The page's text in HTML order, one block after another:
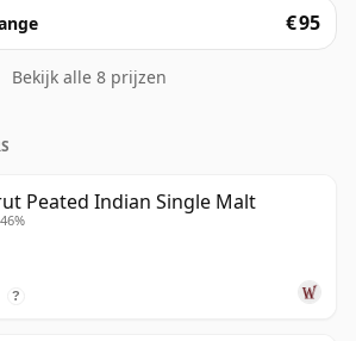
€ 95
Bekijk alle 8 prijzen
Peated Indian Single Malt
?